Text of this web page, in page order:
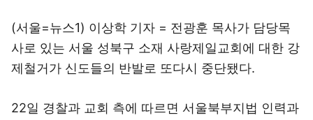
(서울=뉴스1) 이상학 기자 = 전광훈 목사가 담당목
사로 있는 서울 성북구 소재 사랑제일교회에 대한 강
제철거가 신도들의 반발로 또다시 중단됐다.
22일 경찰과 교회 측에 따르면 서울북부지법 인력과